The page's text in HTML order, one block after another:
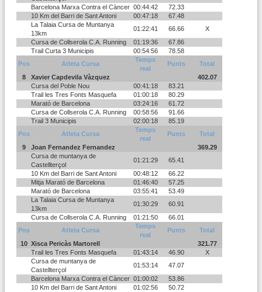
Barcelona Marxa Contra el Càncer 00:44:42
72.33
10 Km del Barri de Sant Antoni
00:47:18
67.48
La Talaia Cursa de Muntanya
13km
01:22:41 66.66
X
Cursa de Collserola C.A. Running
01:19:36
67.86
Trail Curta 3 Municipis
00:54:56
78.58
Pos
Atleta Cursa
Temps
real
Punts
Total
8
Xavier Capdevila Vàzquez
402.07
Cursa del Poble Nou
00:41:18
83.21
Trail les Tres Fonts Masquefa
01:00:18
80.29
Marató de Barcelona
03:24:16
61.72
Cursa de Collserola C.A. Running
00:58:56
91.66
Trail 3 Municipis
02:00:18
85.19
Pos
Atleta Cursa
Temps
real
Punts
Total
9
Joan Fernandez Fernandez
369.29
Cursa de muntanya de
Castellterçol
01:21:29
65.41
10 Km del Barri de Sant Antoni
00:48:12
66.22
Mitja Marató de Barcelona
01:46:40
57.25
Marató de Barcelona
03:55:41
53.49
La Talaia Cursa de Muntanya
13km
01:30:29
60.91
Cursa de Collserola C.A. Running
01:21:50
66.01
Pos
Atleta Cursa
Temps
real
Punts
Total
10 Xisca Pericàs Martorell
321.77
Trail les Tres Fonts Masquefa
01:43:14 46.90
X
Cursa de muntanya de
Castellterçol
01:53:14
47.07
Barcelona Marxa Contra el Càncer 01:00:02
53.86
10 Km del Barri de Sant Antoni
01:02:56
50.72